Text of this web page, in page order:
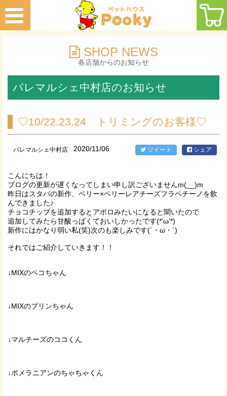
SHOP NEWS
各店舗からのお知らせ
パレマルシェ中村店のお知らせ
♡10/22.23.24 トリミングのお客様♡
パレマルシェ中村店 2020/11/06 ツイート シェア
こんにちは！
ブログの更新が遅くなってしまい申し訳ございませんm(__)m
昨日はスタバの新作、ベリー×ベリーレアチーズフラペチーノを飲
んできました♪
チョコチップを追加するとアポロみたいになると聞いたので
追加してみたら甘酸っぱくておいしかったです(*’ω’*)
新作にはかなり弱い私(笑)次のも楽しみです(`・ω・´)
それではご紹介していきます！！
↓MIXのペコちゃん
↓MIXのプリンちゃん
↓マルチーズのココくん
↓ポメラニアンのちゃちゃくん